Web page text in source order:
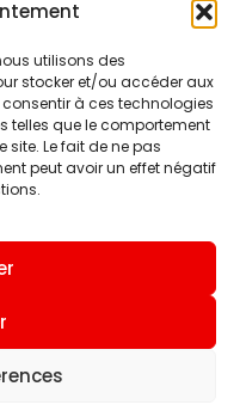
utilisons des
stocker et/ou accéder aux
à ces technologies
telles que le comportement
site. Le fait de ne pas
peut avoir un effet négatif
PREMIERE
ET CONTACT